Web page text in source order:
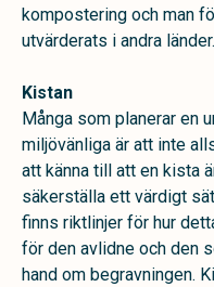
kompostering och man
utvärderats i andra länder.
Kistan
Många som planerar en
miljövänliga är att inte
att känna till att en kista
säkerställa ett värdigt
finns riktlinjer för hur
för den avlidne och den
hand om begravningen.